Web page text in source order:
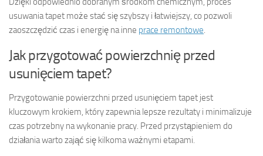
usuwania tapet może stać się szybszy i łatwiejszy, co pozwoli
zaoszczędzić czas i energię na inne prace remontowe.
Jak przygotować powierzchnię przed
usunięciem tapet?
Przygotowanie powierzchni przed usunięciem tapet jest
kluczowym krokiem, który zapewnia lepsze rezultaty i minimalizuje
czas potrzebny na wykonanie pracy. Przed przystąpieniem do
działania warto zająć się kilkoma ważnymi etapami.